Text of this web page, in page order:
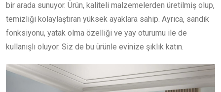
bir arada sunuyor. Ürün, kaliteli malzemelerden üretilmiş olup,
temizliği kolaylaştıran yüksek ayaklara sahip. Ayrıca, sandık
fonksiyonu, yatak olma özelliği ve yay oturumu ile de
kullanışlı oluyor. Siz de bu ürünle evinize şıklık katın.